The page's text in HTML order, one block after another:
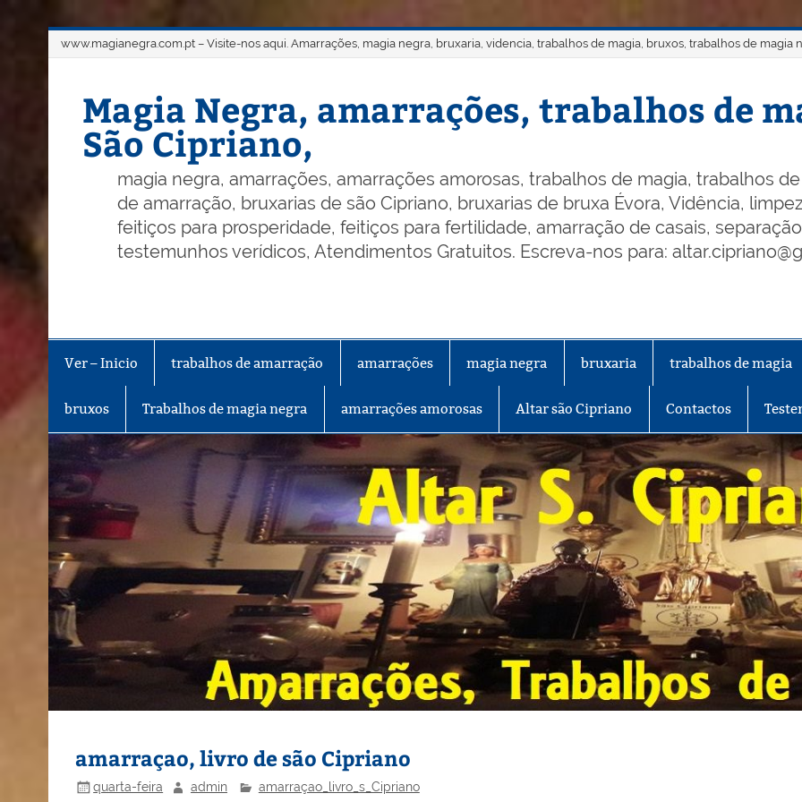
www.magianegra.com.pt – Visite-nos aqui. Amarrações, magia negra, bruxaria, videncia, trabalhos de magia, bruxos, trabalhos de magia
Magia Negra, amarrações, trabalhos de
São Cipriano,
magia negra, amarrações, amarrações amorosas, trabalhos de magia, trabalhos
de amarração, bruxarias de são Cipriano, bruxarias de bruxa Évora, Vidência,
feitiços para prosperidade, feitiços para fertilidade, amarração de casais,
testemunhos verídicos, Atendimentos Gratuitos. Escreva-nos para:
Ver – Inicio trabalhos de amarração amarrações magia negra bruxaria trabalhos de magia
bruxos Trabalhos de magia negra amarrações amorosas Altar são Cipriano Contactos
amarraçao, livro de são Cipriano
quarta-feira admin amarraçao_livro_s_Cipriano